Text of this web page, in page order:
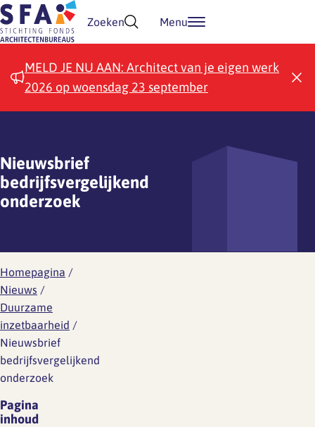
Doorgaan naar inhoud
Zoeken Menu
MELD JE NU AAN: Architect van je eigen werk
2026 op woensdag 23 september
Nieuwsbrief
bedrijfsvergelijkend
onderzoek
Homepagina /
Nieuws /
Duurzame
inzetbaarheid /
Nieuwsbrief
bedrijfsvergelijkend
onderzoek
Pagina
inhoud